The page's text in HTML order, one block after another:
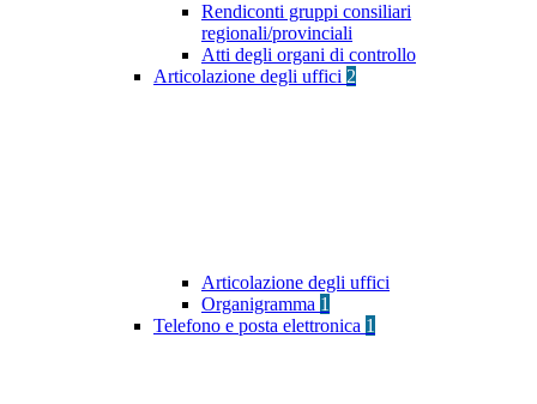
Rendiconti gruppi consiliari
regionali/provinciali
Atti degli organi di controllo
Articolazione degli uffici 2
Articolazione degli uffici
Organigramma 1
Telefono e posta elettronica 1